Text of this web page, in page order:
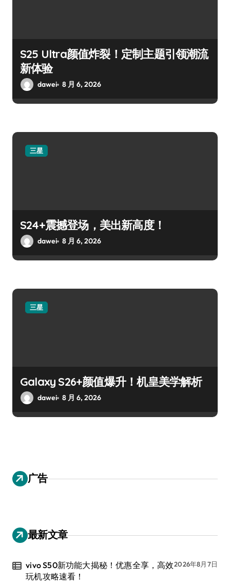
S25 Ultra颜值炸裂！定制主题引领潮流
新体验
dawei 8 月 6, 2026
三星
S24+震撼登场，美出新高度！
dawei 8 月 6, 2026
三星
Galaxy S26+颜值爆升！机皇美学解析
dawei 8 月 6, 2026
广告
最新文章
vivo S50新功能大揭秘！优惠全享，高效
玩机攻略速看！
2026年8月7日